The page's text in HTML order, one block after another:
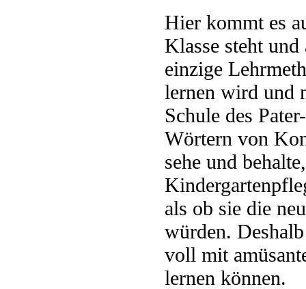
Hier kommt es
Klasse steht
einzige
lernen wird und
Schule des
Wörtern von
sehe und
als ob sie die
würden.
voll mit
lernen können.